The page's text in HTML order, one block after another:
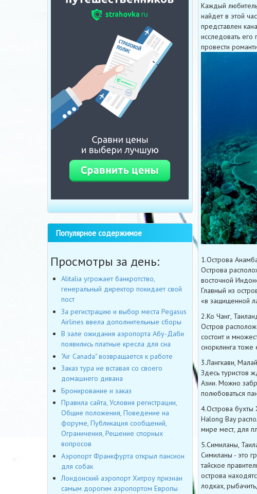
Каждый
найдет в этой
представлен
исследовать его
провести
1.Острова
Острова
восточной
Главный из
«в защищенной
2.Ко Чанг,
Остров
состоит и
снорклинга
3.Лангкави,
Здесь туристов
Азии. Можно
полюбоваться
4.Острова бухты
Halong Bay
мире мест, для
5.Симиланы,
Симиланы - это
тайское
острова
лодках,
Популярное содержимое
Просмотры за день:
Alitalia угрожает банкротство,
генеральный директор покидает свой
пост
За регистрацию и выбор места Pegasus
Airlines ввела дополнительные сборы
В зале ожидания аэропорта Абу-Даби
появились платные кресла для сна
"Air Canada" возвращается к работе
Заказ тура не вставая со своего
домашнего дивана
Бронирование и заказ
Правила сайта, Условия регистрации,
Общие положения, Поведение на
форуме, Публикация сообщений,
Ограничения, Решение спорных
вопросов
Аэропорт Франкфурта открыл пансион
для собак
Лондонский аэропорт Хитроу признан
самым дорогим аэропортом Европы